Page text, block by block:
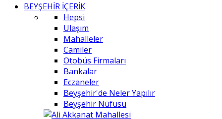
BEYŞEHİR İÇERİK
Hepsi
Ulaşım
Mahalleler
Camiler
Otobüs Firmaları
Bankalar
Eczaneler
Beyşehir'de Neler Yapılır
Beyşehir Nüfusu